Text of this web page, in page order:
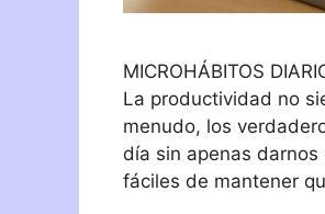
MICROHÁBITOS
La productividad no
menudo, los
día sin apenas
fáciles de mantener